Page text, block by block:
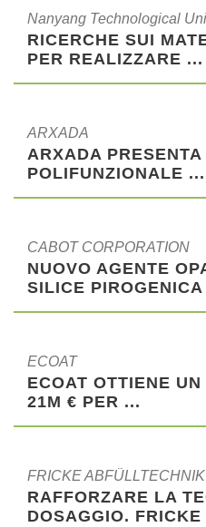
Nanyang Technological
RICERCHE SUI
PER REALIZZARE ...
ARXADA
ARXADA
POLIFUNZIONALE ...
CABOT CORPORATION
NUOVO AGENTE
SILICE
ECOAT
ECOAT OTTIENE
21M € PER ...
FRICKE
RAFFORZARE LA
DOSAGGIO. FRICKE